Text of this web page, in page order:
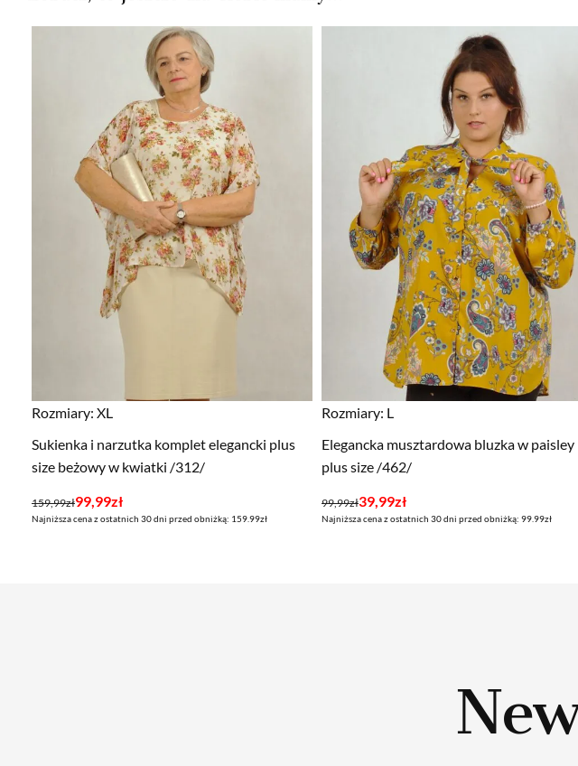
Rozmiary: XL
Sukienka i narzutka komplet elegancki plus
size beżowy w kwiatki /312/
159,99zł
Pierwotna
cena
99,99zł
Aktualna
cena
Najniższa cena z ostatnich 30 dni przed obniżką: 159.99zł
Rozmiary: L
Elegancka musztardowa bluzka w paisley
plus size /462/
99,99zł
Pierwotna
cena
39,99zł
Aktualna
cena
Najniższa cena z ostatnich 30 dni przed obniżką: 99.99zł